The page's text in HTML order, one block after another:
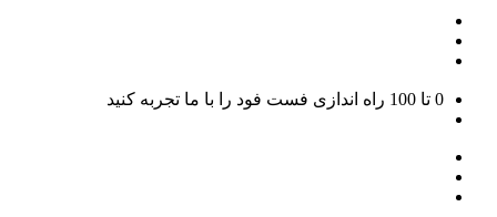
0 تا 100 راه اندازی فست فود را با ما تجربه کنید